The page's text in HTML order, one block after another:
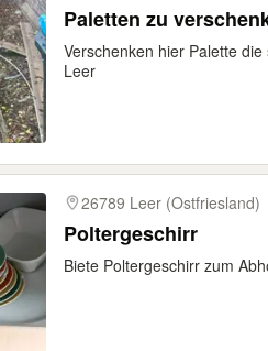
Paletten zu
Verschenken hier Palette
Leer
26789 Leer (Ostfriesland)
Poltergeschirr
Biete Poltergeschirr zum